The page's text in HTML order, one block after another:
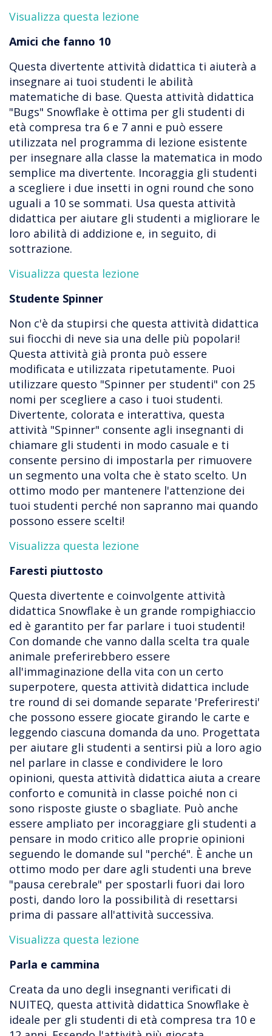
Visualizza questa lezione
Amici che fanno 10
Questa divertente attività didattica ti aiuterà a
insegnare ai tuoi studenti le abilità
matematiche di base. Questa attività didattica
"Bugs" Snowflake è ottima per gli studenti di
età compresa tra 6 e 7 anni e può essere
utilizzata nel programma di lezione esistente
per insegnare alla classe la matematica in modo
semplice ma divertente. Incoraggia gli studenti
a scegliere i due insetti in ogni round che sono
uguali a 10 se sommati. Usa questa attività
didattica per aiutare gli studenti a migliorare le
loro abilità di addizione e, in seguito, di
sottrazione.
Visualizza questa lezione
Studente Spinner
Non c'è da stupirsi che questa attività didattica
sui fiocchi di neve sia una delle più popolari!
Questa attività già pronta può essere
modificata e utilizzata ripetutamente. Puoi
utilizzare questo "Spinner per studenti" con 25
nomi per scegliere a caso i tuoi studenti.
Divertente, colorata e interattiva, questa
attività "Spinner" consente agli insegnanti di
chiamare gli studenti in modo casuale e ti
consente persino di impostarla per rimuovere
un segmento una volta che è stato scelto. Un
ottimo modo per mantenere l'attenzione dei
tuoi studenti perché non sapranno mai quando
possono essere scelti!
Visualizza questa lezione
Faresti piuttosto
Questa divertente e coinvolgente attività
didattica Snowflake è un grande rompighiaccio
ed è garantito per far parlare i tuoi studenti!
Con domande che vanno dalla scelta tra quale
animale preferirebbero essere
all'immaginazione della vita con un certo
superpotere, questa attività didattica include
tre round di sei domande separate 'Preferiresti'
che possono essere giocate girando le carte e
leggendo ciascuna domanda da uno. Progettata
per aiutare gli studenti a sentirsi più a loro agio
nel parlare in classe e condividere le loro
opinioni, questa attività didattica aiuta a creare
conforto e comunità in classe poiché non ci
sono risposte giuste o sbagliate. Può anche
essere ampliato per incoraggiare gli studenti a
pensare in modo critico alle proprie opinioni
seguendo le domande sul "perché". È anche un
ottimo modo per dare agli studenti una breve
"pausa cerebrale" per spostarli fuori dai loro
posti, dando loro la possibilità di resettarsi
prima di passare all'attività successiva.
Visualizza questa lezione
Parla e cammina
Creata da uno degli insegnanti verificati di
NUITEQ, questa attività didattica Snowflake è
ideale per gli studenti di età compresa tra 10 e